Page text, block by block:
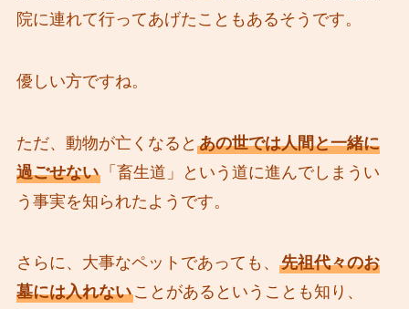
院に連れて行ってあげたこともあるそうです。
優しい方ですね。
ただ、動物が亡くなると あの世では人間と一緒に
過ごせない「畜生道」という道に進んでしまうい
う事実を知られたようです。
さらに、大事なペットであっても、 先祖代々のお
墓には入れないことがあるということも知り、